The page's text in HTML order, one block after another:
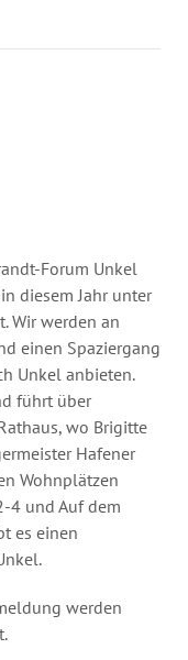
Forum Unkel
diesem Jahr unter
Wir werden an
einen Spaziergang
Unkel anbieten.
führt über
wo Brigitte
Hafener
Wohnplätzen
4 und Auf dem
es einen
werden